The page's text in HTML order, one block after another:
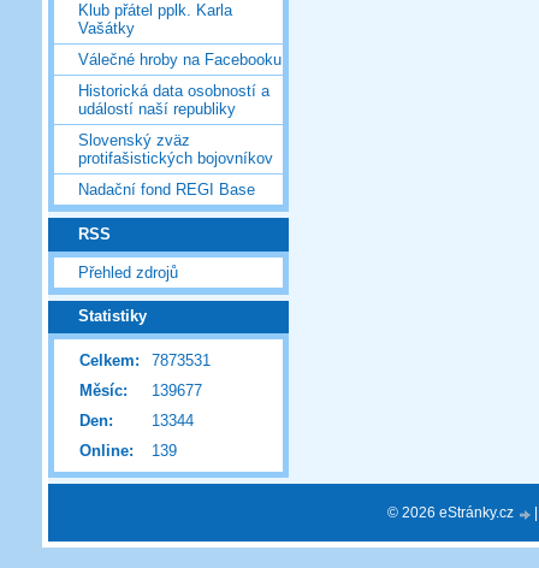
Klub přátel pplk. Karla
Vašátky
Válečné hroby na Facebooku
Historická data osobností a
událostí naší republiky
Slovenský zväz
protifašistických bojovníkov
Nadační fond REGI Base
RSS
Přehled zdrojů
Statistiky
Online: 139
Celkem:
7873531
Měsíc:
139677
Den:
13344
© 2026 eStránky.cz